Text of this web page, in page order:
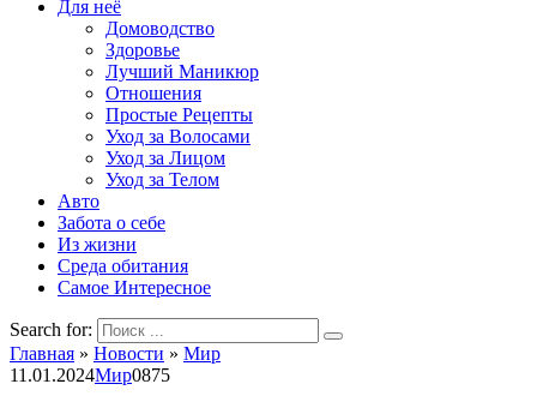
Для неё
Домоводство
Здоровье
Лучший Маникюр
Отношения
Простые Рецепты
Уход за Волосами
Уход за Лицом
Уход за Телом
Авто
Забота о себе
Из жизни
Среда обитания
Самое Интересное
Search for:
Главная » Новости » Мир
11.01.2024Мир0875